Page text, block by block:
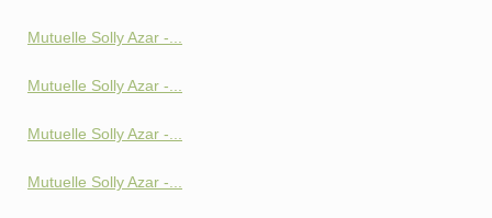
Mutuelle Solly Azar -...
Mutuelle Solly Azar -...
Mutuelle Solly Azar -...
Mutuelle Solly Azar -...